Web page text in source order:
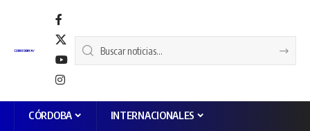
CÓRDOBA INTERNACIONALES